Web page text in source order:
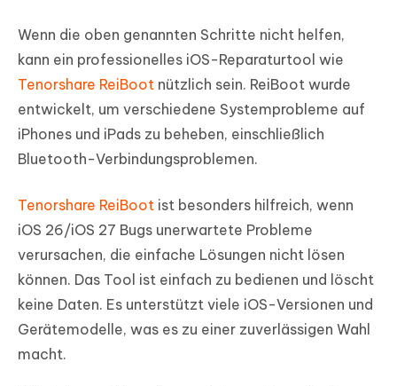
Wenn die oben genannten Schritte nicht helfen,
kann ein professionelles iOS-Reparaturtool wie
Tenorshare ReiBoot nützlich sein. ReiBoot wurde
entwickelt, um verschiedene Systemprobleme auf
iPhones und iPads zu beheben, einschließlich
Bluetooth-Verbindungsproblemen.
Tenorshare ReiBoot ist besonders hilfreich, wenn
iOS 26/iOS 27 Bugs unerwartete Probleme
verursachen, die einfache Lösungen nicht lösen
können. Das Tool ist einfach zu bedienen und löscht
keine Daten. Es unterstützt viele iOS-Versionen und
Gerätemodelle, was es zu einer zuverlässigen Wahl
macht.